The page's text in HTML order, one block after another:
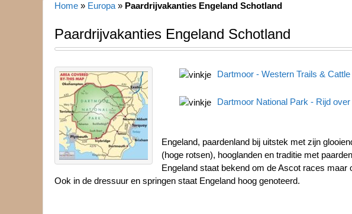
Home » Europa » Paardrijvakanties Engeland Schotland
Paardrijvakanties Engeland Schotland
Dartmoor - Western Trails &
Dartmoor National Park - Rijd
Engeland, paardenland bij uitstek met zijn
(hoge rotsen), hooglanden en traditie met
Engeland staat bekend om de Ascot races
Ook in de dressuur en springen staat Engeland hoog genoteerd.